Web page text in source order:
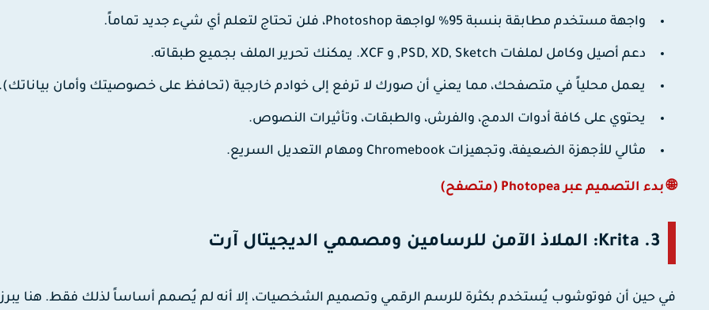
واجهة مستخدم مطابقة بنسبة 95% لواجهة Photoshop، فلن تحتاج لتعلم أي شيء جديد تماماً.
دعم أصيل وكامل لملفات PSD, XD, Sketch, و XCF. يمكنك تحرير الملف بجميع طبقاته.
يعمل محلياً في متصفحك، مما يعني أن صورك لا ترفع إلى خوادم خارجية (تحافظ على خصوصيتك وأمان بياناتك).
يحتوي على كافة أدوات الدمج، والفرش، والطبقات، وتأثيرات النصوص.
مثالي للأجهزة الضعيفة، وتجهيزات Chromebook ومهام التعديل السريع.
🌐 بدء التصميم عبر Photopea (متصفح)
3. Krita: الملاذ الآمن للرسامين ومصممي الديجيتال آرت
في حين أن فوتوشوب يُستخدم بكثرة للرسم الرقمي وتصميم الشخصيات، إلا أنه لم يُصمم أساساً لذلك فقط. هنا